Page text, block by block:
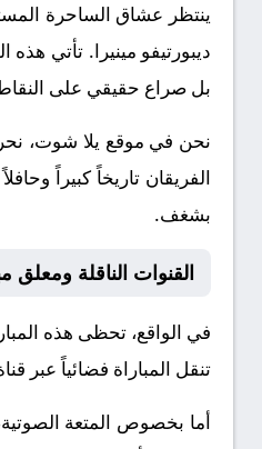
ينتظر عشاق الساحرة
ديبورتيفو مينيرا. تأتي هذه
بل صراع حقيقي على النقاط
نحن في موقع يلا شوت،
الفريقان تاريخاً كبيراً
بشغف.
القنوات الناقلة ومعلق
في الواقع، تحظى هذه
تنقل المباراة فضائياً عبر
أما بخصوص المتعة